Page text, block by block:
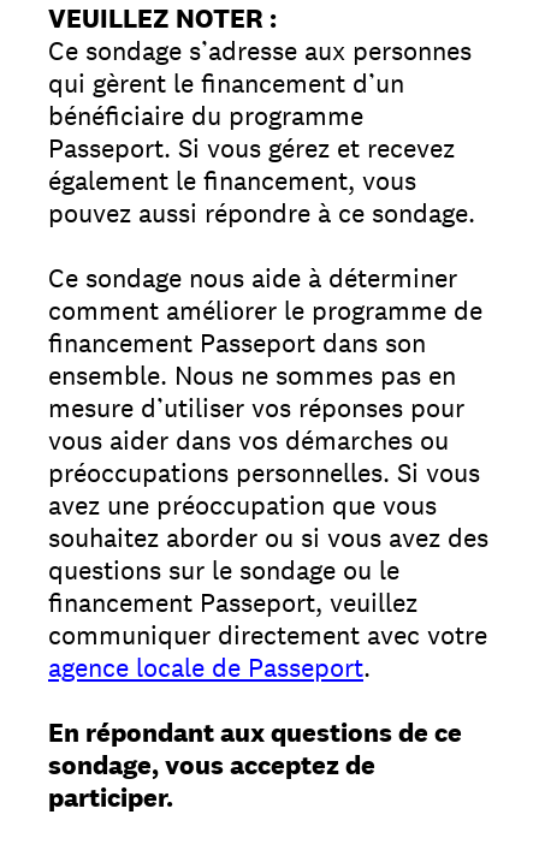
VEUILLEZ NOTER :
Ce sondage s’adresse aux personnes
qui gèrent le financement d’un
bénéficiaire du programme
Passeport. Si vous gérez et recevez
également le financement, vous
pouvez aussi répondre à ce sondage.
Ce sondage nous aide à déterminer
comment améliorer le programme de
financement Passeport dans son
ensemble. Nous ne sommes pas en
mesure d’utiliser vos réponses pour
vous aider dans vos démarches ou
préoccupations personnelles. Si vous
avez une préoccupation que vous
souhaitez aborder ou si vous avez des
questions sur le sondage ou le
financement Passeport, veuillez
communiquer directement avec votre
agence locale de Passeport.
En répondant aux questions de ce
sondage, vous acceptez de
participer.